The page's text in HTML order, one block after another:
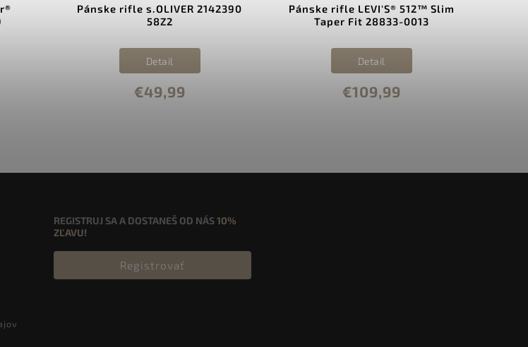
Pánske rifle s.OLIVER 2142390
58Z2
€49,99
Detail
Pánske rifle LEVI'S® 512™ Slim
Taper Fit 28833-0013
€109,99
Detail
REGISTRUJ SA A DOSTANEŠ OD NÁS10%
ZĽAVU!
Registrovať